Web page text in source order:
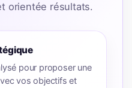
orientée résultats.
pour proposer une
vos objectifs et